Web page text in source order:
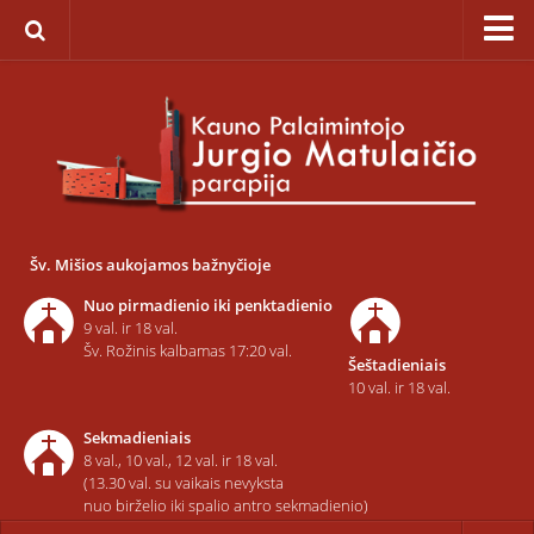
Įkūrimas
Paveikslas „Švč. Mergelės Marijos Ėmimo į dangų”
Statistika
Raštinė
Kontaktai ir rekvizitai
Dvasininkai
Šv. Mišios aukojamos bažnyčioje
Nuo pirmadienio iki penktadienio
9 val. ir 18 val.
Šv. Rožinis kalbamas 17:20 val.
Šeštadieniais
10 val. ir 18 val.
Sekmadieniais
8 val., 10 val., 12 val. ir 18 val.
(13.30 val. su vaikais nevyksta
nuo birželio iki spalio antro sekmadienio)